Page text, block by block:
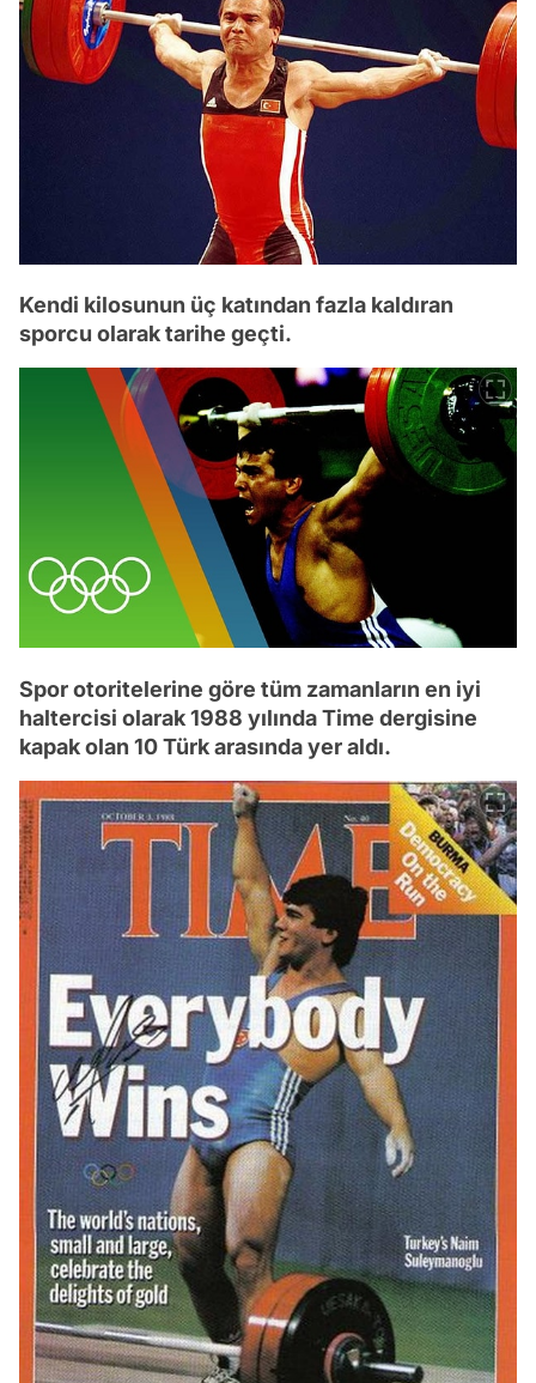
Kendi kilosunun üç katından fazla kaldıran
sporcu olarak tarihe geçti.
Spor otoritelerine göre tüm zamanların en iyi
haltercisi olarak 1988 yılında Time dergisine
kapak olan 10 Türk arasında yer aldı.